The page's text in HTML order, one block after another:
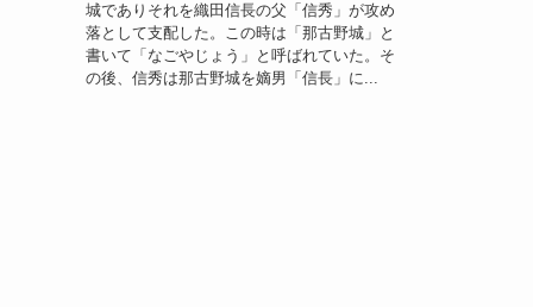
城でありそれを織田信長の父「信秀」が攻め
落として支配した。この時は「那古野城」と
書いて「なごやじょう」と呼ばれていた。そ
の後、信秀は那古野城を嫡男「信長」に...